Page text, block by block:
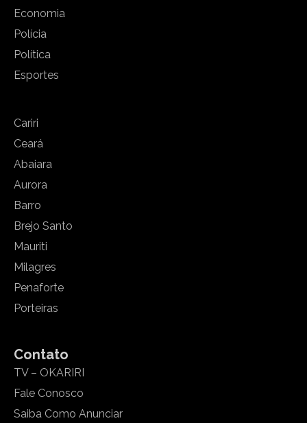
Economia
Polícia
Política
Esportes
Cariri
Ceará
Abaiara
Aurora
Barro
Brejo Santo
Mauriti
Milagres
Penaforte
Porteiras
Contato
TV – OKARIRI
Fale Conosco
Saiba Como Anunciar